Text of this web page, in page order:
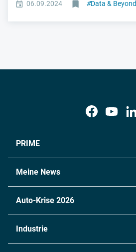
06.09.2024 #Data & Beyond
PRIME
Meine News
Auto-Krise 2026
Industrie